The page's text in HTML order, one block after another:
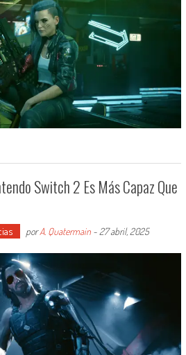
Switch 2 Es Más Capaz Que
porA. Quatermain- 27 abril, 2025